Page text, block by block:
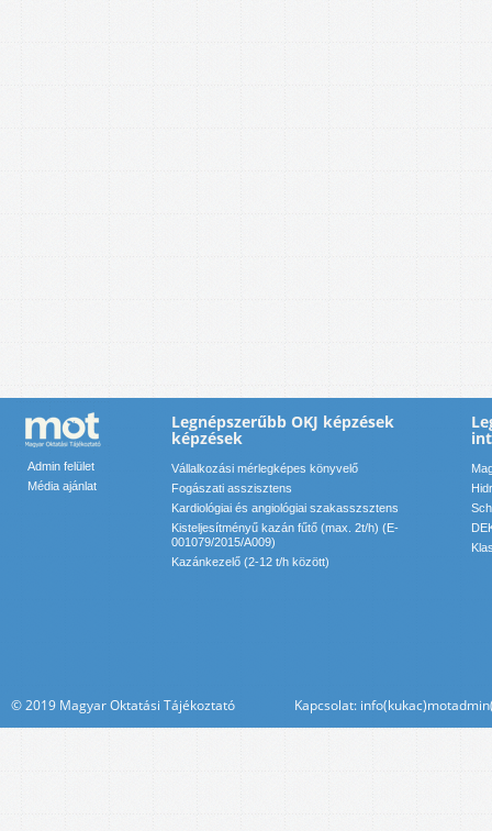
Admin felület
Média ajánlat
Legnépszerűbb OKJ képzések
képzések
Vállalkozási mérlegképes könyvelő
Fogászati asszisztens
Kardiológiai és angiológiai szakasszsztens
Kisteljesítményű kazán fűtő (max. 2t/h) (E-
001079/2015/A009)
Kazánkezelő (2-12 t/h között)
© 2019 Magyar Oktatási Tájékoztató Kapcsolat: